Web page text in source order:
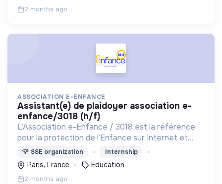
2 months ago
ASSOCIATION E-ENFANCE
assistant(e) de plaidoyer association e-
enfance/3018 (h/f)
L’Association e-Enfance / 3018 est la référence
pour la protection de l’Enfance sur Internet et
l’éducation à la citoyenneté numérique depuis
2005.
💡 SSE organization Internship
Paris, France Education
2 months ago